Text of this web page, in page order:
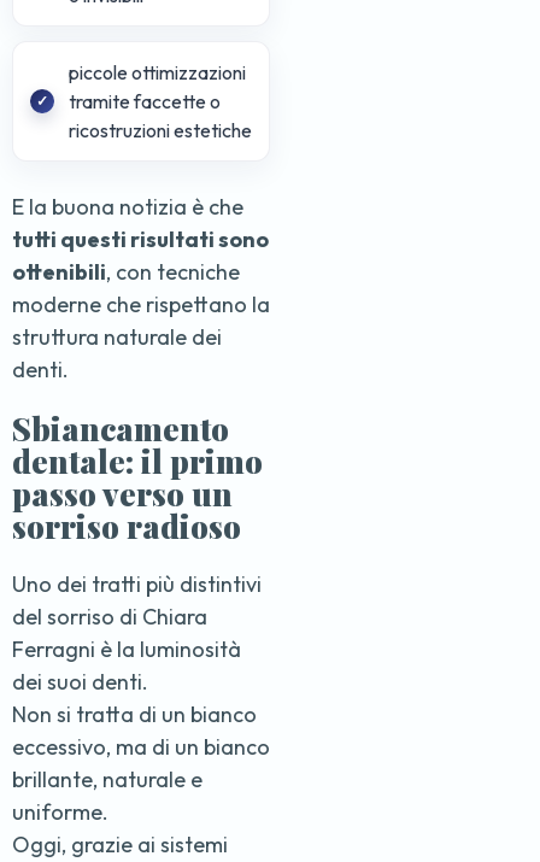
piccole ottimizzazioni
tramite faccette o
ricostruzioni estetiche
E la buona notizia è che
tutti questi risultati sono
ottenibili, con tecniche
moderne che rispettano la
struttura naturale dei
denti.
Sbiancamento
dentale: il primo
passo verso un
sorriso radioso
Uno dei tratti più distintivi
del sorriso di Chiara
Ferragni è la luminosità
dei suoi denti.
Non si tratta di un bianco
eccessivo, ma di un bianco
brillante, naturale e
uniforme.
Oggi, grazie ai sistemi